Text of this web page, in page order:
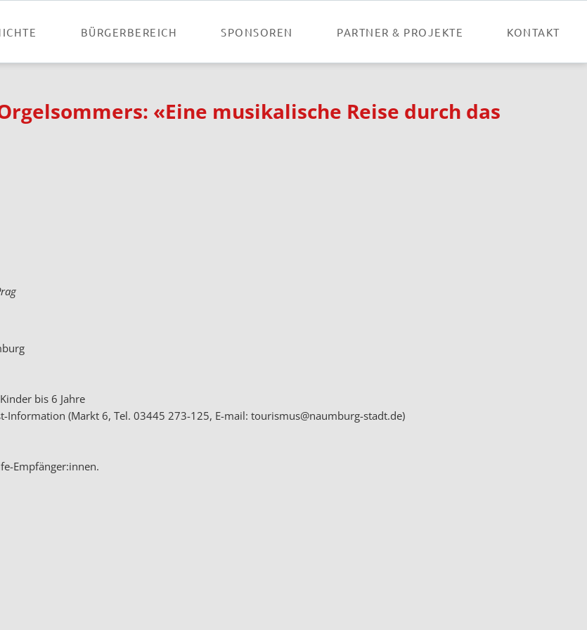
BÜRGERBEREICH SPONSOREN PARTNER & PROJEKTE KONTAKT
«Eine musikalische Reise durch das
bis 6 Jahre
Information (Markt 6, Tel. 03445 273-125, E-mail: tourismus@naumburg-stadt.de)
Empfänger:innen.